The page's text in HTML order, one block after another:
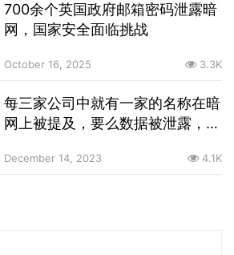
700余个英国政府邮箱密码泄露暗
网，国家安全面临挑战
October 16, 2025 3.3K
每三家公司中就有一家的名称在暗
网上被提及，要么数据被泄露，要
December 14, 2023 4.1K